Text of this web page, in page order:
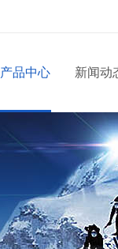
产品中心 新闻动